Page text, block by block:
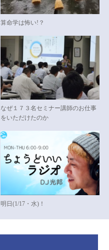
算命学は怖い!？
なぜ１７３名セミナー講師のお仕事
をいただけたのか
明日(1/17・水)！